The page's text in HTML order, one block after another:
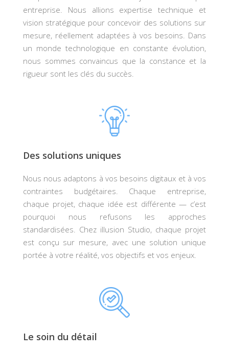
entreprise. Nous allions expertise technique et
vision stratégique pour concevoir des solutions sur
mesure, réellement adaptées à vos besoins. Dans
un monde technologique en constante évolution,
nous sommes convaincus que la constance et la
rigueur sont les clés du succès.
Des solutions uniques
Nous nous adaptons à vos besoins digitaux et à vos
contraintes budgétaires. Chaque entreprise,
chaque projet, chaque idée est différente — c’est
pourquoi nous refusons les approches
standardisées. Chez illusion Studio, chaque projet
est conçu sur mesure, avec une solution unique
portée à votre réalité, vos objectifs et vos enjeux.
Le soin du détail